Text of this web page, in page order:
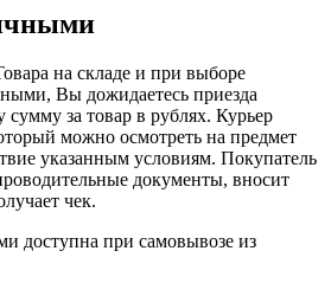
на складе и при выборе
Вы дожидаетесь приезда
сумму за товар в рублях. Курьер
можно осмотреть на предмет
указанным условиям. Покупатель
документы, вносит
чек.
доступна при самовывозе из